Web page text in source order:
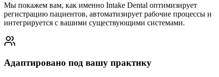
Мы покажем вам, как именно Intake Dental оптимизирует
регистрацию пациентов, автоматизирует рабочие процессы и
интегрируется с вашими существующими системами.
Адаптировано под вашу практику